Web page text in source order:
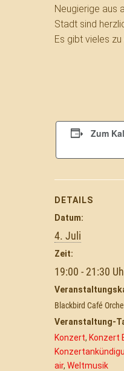
Neugierige aus
Stadt sind
Es gibt vieles zu
Zum
DETAILS
Datum:
4. Juli
Zeit:
19:00 - 21:30
Blackbird Café
Veranstaltung-
Konzert, Konzert
air, Weltmusik